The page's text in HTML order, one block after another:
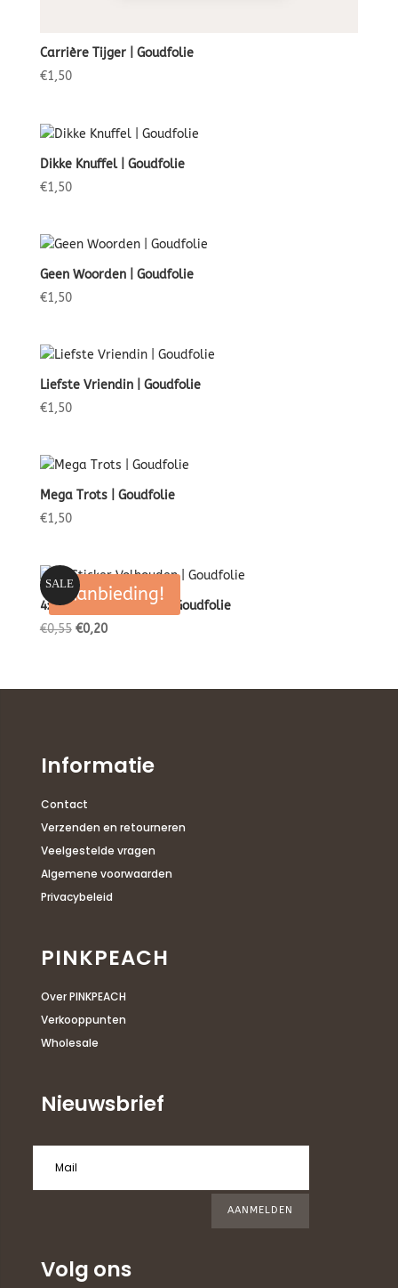
Carrière Tijger | Goudfolie
€1,50
Dikke Knuffel | Goudfolie
€1,50
Geen Woorden | Goudfolie
€1,50
Liefste Vriendin | Goudfolie
€1,50
Mega Trots | Goudfolie
€1,50
SALE
Aanbieding!
4x Sticker Volhouden | Goudfolie
€0,55 Oorspronkelijke
€0,55.
€0,20Huidige
€0,20.
Informatie
Contact
Verzenden en retourneren
Veelgestelde vragen
Algemene voorwaarden
Privacybeleid
PINKPEACH
Over PINKPEACH
Verkooppunten
Wholesale
Nieuwsbrief
AANMELDEN
Volg ons